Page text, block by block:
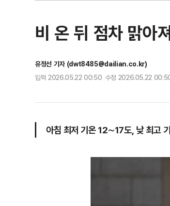
비 온 뒤 점차 맑아
유정선 기자 (dwt8485@dailian.co.kr)
입력 2026.05.22 00:50 수정 2026.05.22
아침 최저 기온 12∼17도, 낮 최고